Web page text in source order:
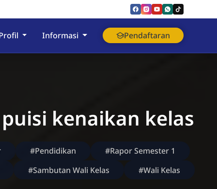
Informasi Pendaftaran
kenaikan kelas
#Pendidikan
#Rapor Semester 1
#Sambutan Wali Kelas #Wali Kelas